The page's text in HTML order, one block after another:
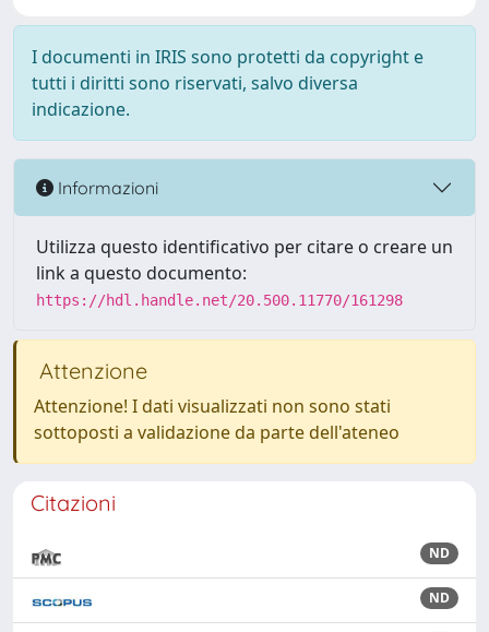
I documenti in IRIS sono protetti da copyright e
tutti i diritti sono riservati, salvo diversa
indicazione.
Informazioni
Utilizza questo identificativo per citare o creare un
link a questo documento:
https://hdl.handle.net/20.500.11770/161298
Attenzione
Attenzione! I dati visualizzati non sono stati
sottoposti a validazione da parte dell'ateneo
Citazioni
ND
ND